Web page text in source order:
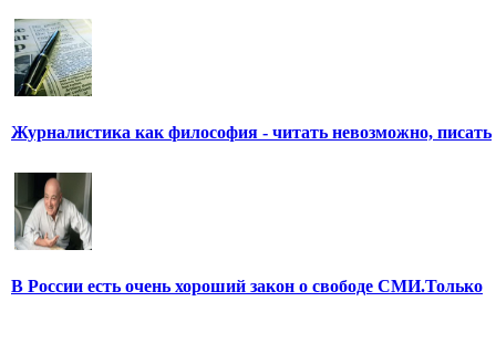
Журналистика как философия - читать невозможно, писать
В России есть очень хороший закон о свободе СМИ.Только